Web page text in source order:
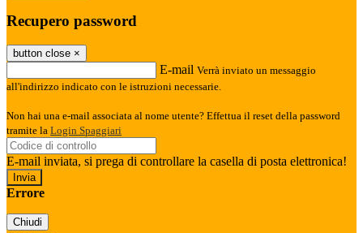
Recupero password
button close ×
E-mail Verrà inviato un messaggio
all'indirizzo indicato con le istruzioni necessarie.
Non hai una e-mail associata al nome utente? Effettua il reset della password
tramite la Login Spaggiari
E-mail inviata, si prega di controllare la casella di posta elettronica!
Errore
Chiudi